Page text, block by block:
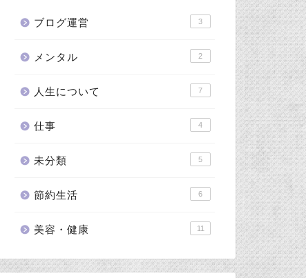
ブログ運営 3
メンタル 2
人生について 7
仕事 4
未分類 5
節約生活 6
美容・健康 11